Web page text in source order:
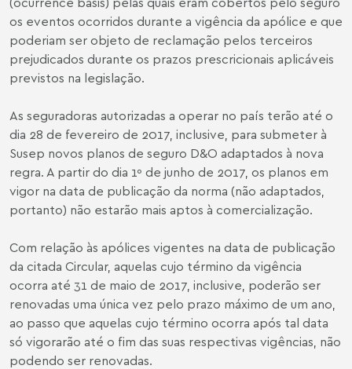
os eventos ocorridos durante a vigência da apólice e que
poderiam ser objeto de reclamação pelos terceiros
prejudicados durante os prazos prescricionais aplicáveis
previstos na legislação.
As seguradoras autorizadas a operar no país terão até o
dia 28 de fevereiro de 2017, inclusive, para submeter à
Susep novos planos de seguro D&O adaptados à nova
regra. A partir do dia 1º de junho de 2017, os planos em
vigor na data de publicação da norma (não adaptados,
portanto) não estarão mais aptos à comercialização.
Com relação às apólices vigentes na data de publicação
da citada Circular, aquelas cujo término da vigência
ocorra até 31 de maio de 2017, inclusive, poderão ser
renovadas uma única vez pelo prazo máximo de um ano,
ao passo que aquelas cujo término ocorra após tal data
só vigorarão até o fim das suas respectivas vigências, não
podendo ser renovadas.